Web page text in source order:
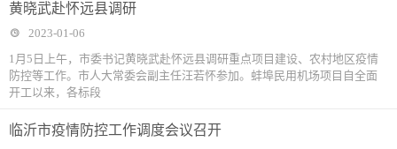
黄晓武赴怀远县调研
2023-01-06
1月5日上午，市委书记黄晓武赴怀远县调研重点项目建设、农村地区疫情
防控等工作。市人大常委会副主任汪若怀参加。蚌埠民用机场项目自全面
开工以来，各标段
临沂市疫情防控工作调度会议召开